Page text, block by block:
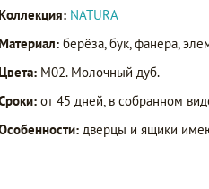
Коллекция: NATURA
Материал: берёза, бук, фанера,
Цвета: M02. Молочный дуб.
от 45 дней, в собранном
дверцы и ящики